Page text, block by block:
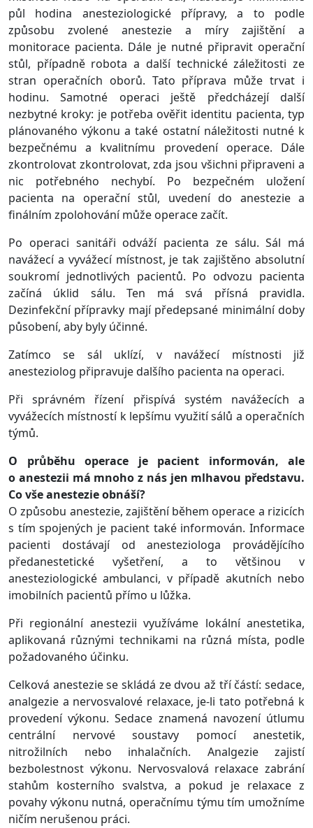
půl hodina anesteziologické přípravy, a to podle
způsobu zvolené anestezie a míry zajištění a
monitorace pacienta. Dále je nutné připravit operační
stůl, případně robota a další technické záležitosti ze
stran operačních oborů. Tato příprava může trvat i
hodinu. Samotné operaci ještě předcházejí další
nezbytné kroky: je potřeba ověřit identitu pacienta, typ
plánovaného výkonu a také ostatní náležitosti nutné k
bezpečnému a kvalitnímu provedení operace. Dále
zkontrolovat zkontrolovat, zda jsou všichni připraveni a
nic potřebného nechybí. Po bezpečném uložení
pacienta na operační stůl, uvedení do anestezie a
finálním zpolohování může operace začít.
Po operaci sanitáři odváží pacienta ze sálu. Sál má
navážecí a vyvážecí místnost, je tak zajištěno absolutní
soukromí jednotlivých pacientů. Po odvozu pacienta
začíná úklid sálu. Ten má svá přísná pravidla.
Dezinfekční přípravky mají předepsané minimální doby
působení, aby byly účinné.
Zatímco se sál uklízí, v navážecí místnosti již
anesteziolog připravuje dalšího pacienta na operaci.
Při správném řízení přispívá systém navážecích a
vyvážecích místností k lepšímu využití sálů a operačních
týmů.
O průběhu operace je pacient informován, ale
o anestezii má mnoho z nás jen mlhavou představu.
Co vše anestezie obnáší?
O způsobu anestezie, zajištění během operace a rizicích
s tím spojených je pacient také informován. Informace
pacienti dostávají od anesteziologa provádějícího
předanestetické vyšetření, a to většinou v
anesteziologické ambulanci, v případě akutních nebo
imobilních pacientů přímo u lůžka.
Při regionální anestezii využíváme lokální anestetika,
aplikovaná různými technikami na různá místa, podle
požadovaného účinku.
Celková anestezie se skládá ze dvou až tří částí: sedace,
analgezie a nervosvalové relaxace, je-li tato potřebná k
provedení výkonu. Sedace znamená navození útlumu
centrální nervové soustavy pomocí anestetik,
nitrožilních nebo inhalačních. Analgezie zajistí
bezbolestnost výkonu. Nervosvalová relaxace zabrání
stahům kosterního svalstva, a pokud je relaxace z
povahy výkonu nutná, operačnímu týmu tím umožníme
ničím nerušenou práci.